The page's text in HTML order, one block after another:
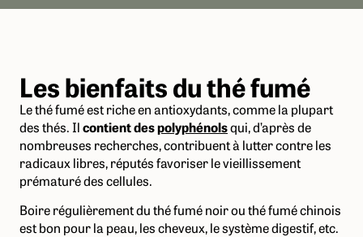
Les bienfaits du thé fumé
Le thé fumé est riche en antioxydants, comme la plupart
des thés. Ilcontient despolyphénolsqui, d’après de
nombreuses recherches, contribuent à lutter contre les
radicaux libres, réputés favoriser le vieillissement
prématuré des cellules.
Boire régulièrement du thé fumé noir ou thé fumé chinois
est bon pour la peau, les cheveux, le système digestif, etc.